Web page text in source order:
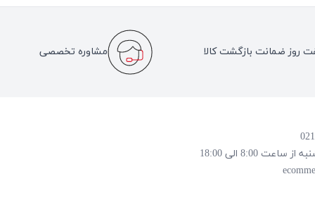
روز ضمانت بازگشت کالا مشاوره تخصصی
8:00 الی 18:00